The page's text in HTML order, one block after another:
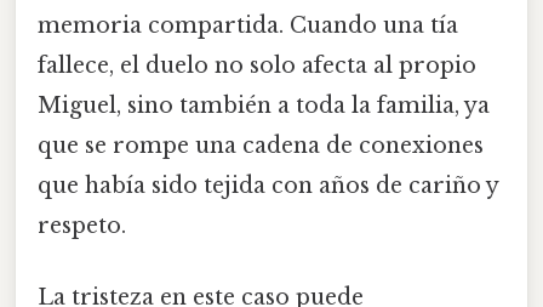
memoria compartida. Cuando una tía
fallece, el duelo no solo afecta al propio
Miguel, sino también a toda la familia, ya
que se rompe una cadena de conexiones
que había sido tejida con años de cariño y
respeto.
La tristeza en este caso puede